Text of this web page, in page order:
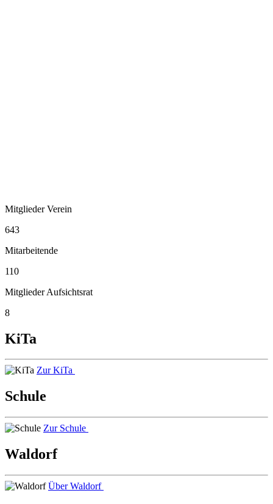
Mitglieder Verein
643
Mitarbeitende
110
Mitglieder Aufsichtsrat
8
KiTa
Zur KiTa
Schule
Zur Schule
Waldorf
Über Waldorf